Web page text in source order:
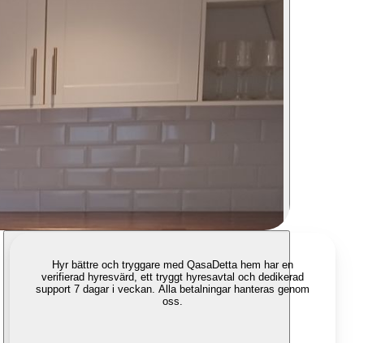
Hyr bättre och tryggare med QasaDetta hem har en
verifierad hyresvärd, ett tryggt hyresavtal och dedikerad
support 7 dagar i veckan. Alla betalningar hanteras genom
oss.